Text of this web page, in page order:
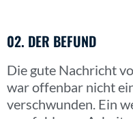
02. DER BEFUND
Die gute Nachricht
war offenbar nicht
verschwunden. Ein